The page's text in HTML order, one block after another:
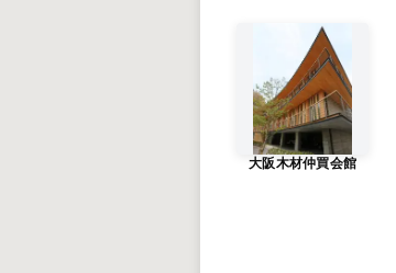
大阪木材仲買会館